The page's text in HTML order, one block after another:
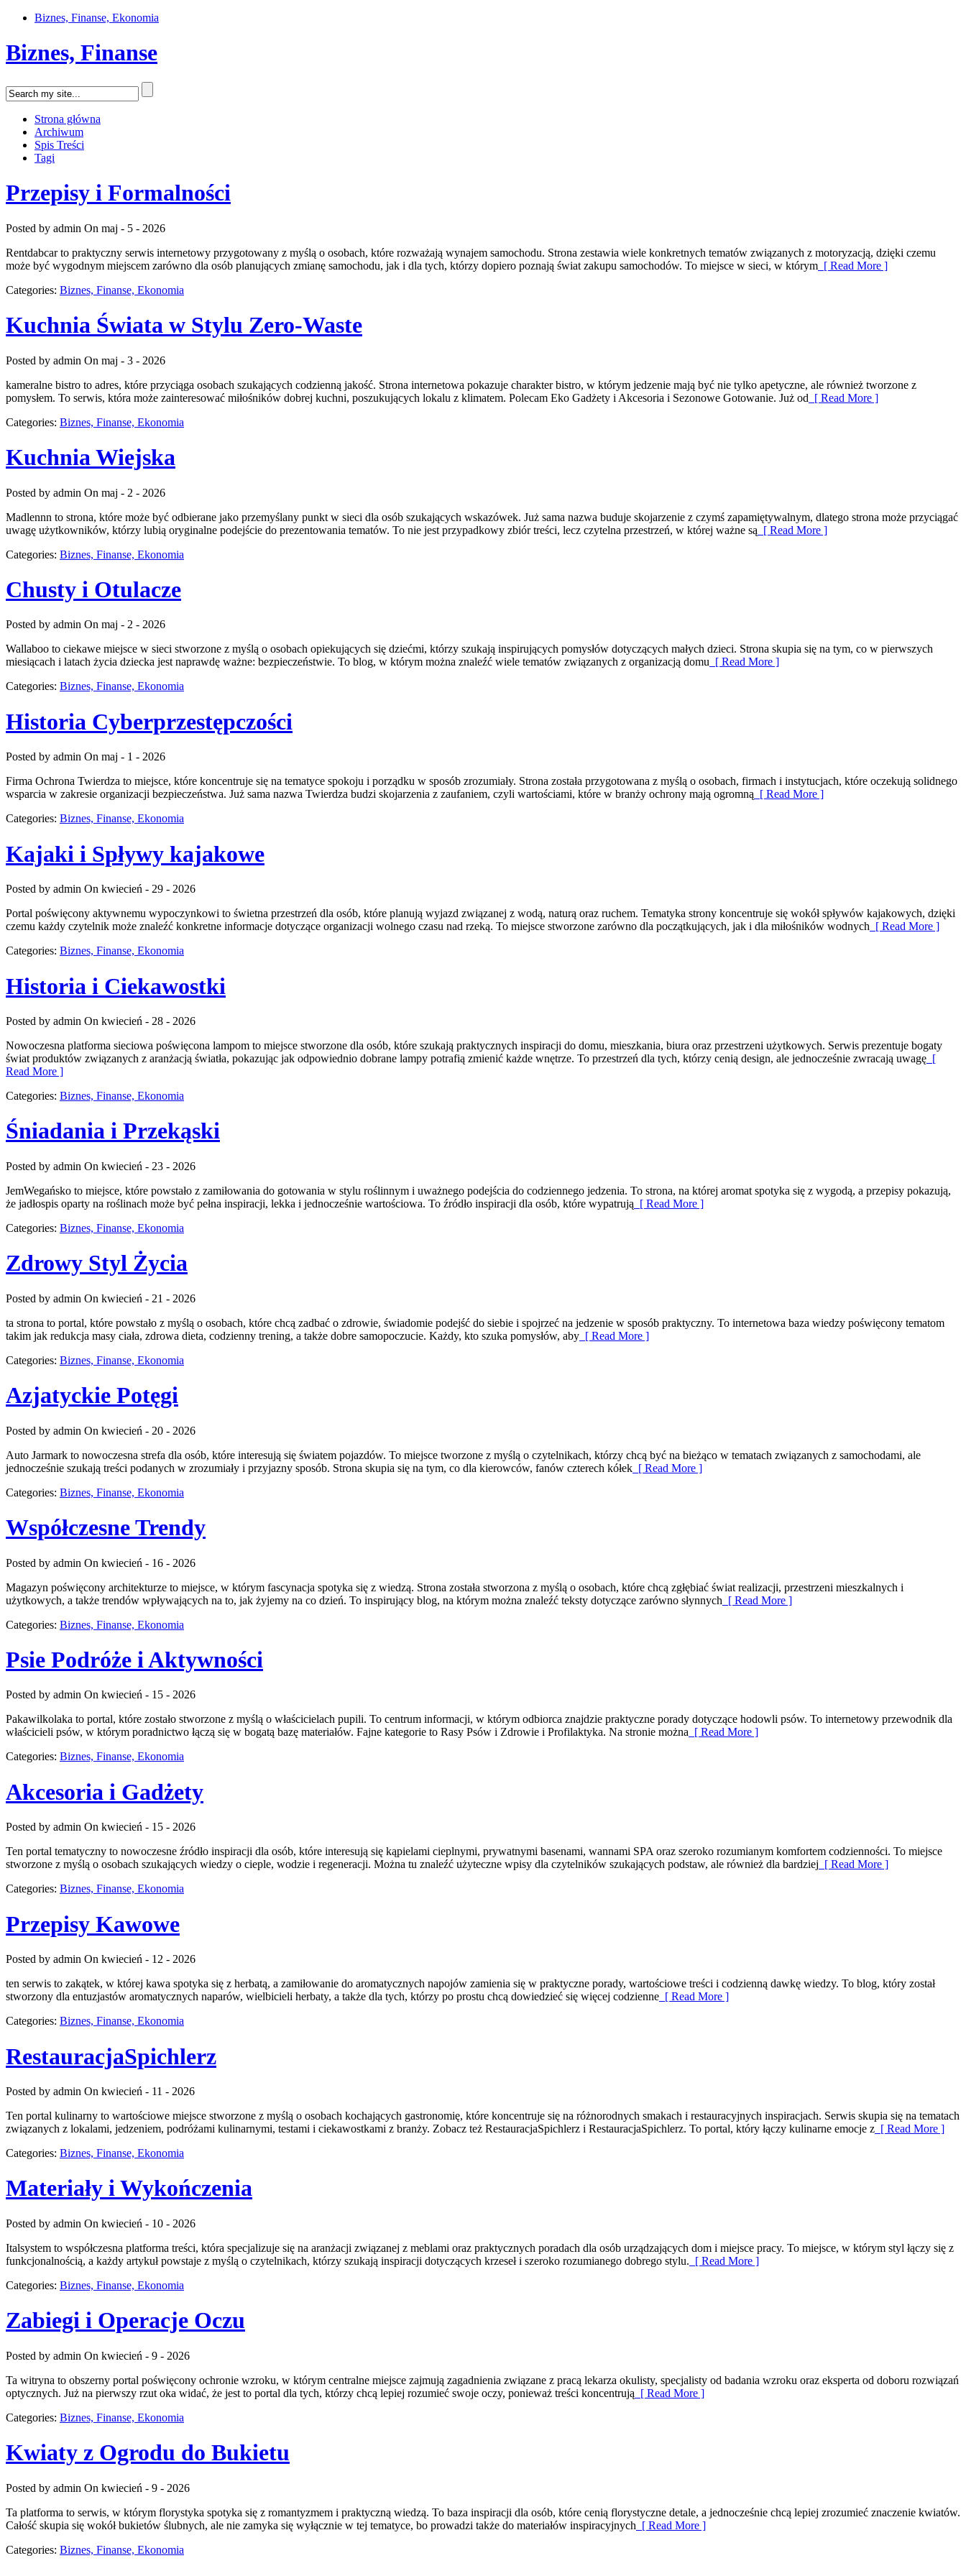
Biznes, Finanse, Ekonomia
Biznes, Finanse
Strona główna
Archiwum
Spis Treści
Tagi
Przepisy i Formalności
Posted by admin On maj - 5 - 2026
Rentdabcar to praktyczny serwis internetowy przygotowany z myślą o osobach, które rozważają wynajem samochodu. Strona zestawia wiele konkretnych tematów związanych z motoryzacją, dzięki czemu
może być wygodnym miejscem zarówno dla osób planujących zmianę samochodu, jak i dla tych, którzy dopiero poznają świat zakupu samochodów. To miejsce w sieci, w którym [ Read More ]
Categories: Biznes, Finanse, Ekonomia
Kuchnia Świata w Stylu Zero-Waste
Posted by admin On maj - 3 - 2026
kameralne bistro to adres, które przyciąga osobach szukających codzienną jakość. Strona internetowa pokazuje charakter bistro, w którym jedzenie mają być nie tylko apetyczne, ale również tworzone z
pomysłem. To serwis, która może zainteresować miłośników dobrej kuchni, poszukujących lokalu z klimatem. Polecam Eko Gadżety i Akcesoria i Sezonowe Gotowanie. Już od [ Read More ]
Categories: Biznes, Finanse, Ekonomia
Kuchnia Wiejska
Posted by admin On maj - 2 - 2026
Madlennn to strona, które może być odbierane jako przemyślany punkt w sieci dla osób szukających wskazówek. Już sama nazwa buduje skojarzenie z czymś zapamiętywalnym, dlatego strona może przyciągać
uwagę użytkowników, którzy lubią oryginalne podejście do prezentowania tematów. To nie jest przypadkowy zbiór treści, lecz czytelna przestrzeń, w której ważne są [ Read More ]
Categories: Biznes, Finanse, Ekonomia
Chusty i Otulacze
Posted by admin On maj - 2 - 2026
Wallaboo to ciekawe miejsce w sieci stworzone z myślą o osobach opiekujących się dziećmi, którzy szukają inspirujących pomysłów dotyczących małych dzieci. Strona skupia się na tym, co w pierwszych
miesiącach i latach życia dziecka jest naprawdę ważne: bezpieczeństwie. To blog, w którym można znaleźć wiele tematów związanych z organizacją domu [ Read More ]
Categories: Biznes, Finanse, Ekonomia
Historia Cyberprzestępczości
Posted by admin On maj - 1 - 2026
Firma Ochrona Twierdza to miejsce, które koncentruje się na tematyce spokoju i porządku w sposób zrozumiały. Strona została przygotowana z myślą o osobach, firmach i instytucjach, które oczekują solidnego
wsparcia w zakresie organizacji bezpieczeństwa. Już sama nazwa Twierdza budzi skojarzenia z zaufaniem, czyli wartościami, które w branży ochrony mają ogromną [ Read More ]
Categories: Biznes, Finanse, Ekonomia
Kajaki i Spływy kajakowe
Posted by admin On kwiecień - 29 - 2026
Portal poświęcony aktywnemu wypoczynkowi to świetna przestrzeń dla osób, które planują wyjazd związanej z wodą, naturą oraz ruchem. Tematyka strony koncentruje się wokół spływów kajakowych, dzięki
czemu każdy czytelnik może znaleźć konkretne informacje dotyczące organizacji wolnego czasu nad rzeką. To miejsce stworzone zarówno dla początkujących, jak i dla miłośników wodnych [ Read More ]
Categories: Biznes, Finanse, Ekonomia
Historia i Ciekawostki
Posted by admin On kwiecień - 28 - 2026
Nowoczesna platforma sieciowa poświęcona lampom to miejsce stworzone dla osób, które szukają praktycznych inspiracji do domu, mieszkania, biura oraz przestrzeni użytkowych. Serwis prezentuje bogaty
świat produktów związanych z aranżacją światła, pokazując jak odpowiednio dobrane lampy potrafią zmienić każde wnętrze. To przestrzeń dla tych, którzy cenią design, ale jednocześnie zwracają uwagę [
Read More ]
Categories: Biznes, Finanse, Ekonomia
Śniadania i Przekąski
Posted by admin On kwiecień - 23 - 2026
JemWegańsko to miejsce, które powstało z zamiłowania do gotowania w stylu roślinnym i uważnego podejścia do codziennego jedzenia. To strona, na której aromat spotyka się z wygodą, a przepisy pokazują,
że jadłospis oparty na roślinach może być pełna inspiracji, lekka i jednocześnie wartościowa. To źródło inspiracji dla osób, które wypatrują [ Read More ]
Categories: Biznes, Finanse, Ekonomia
Zdrowy Styl Życia
Posted by admin On kwiecień - 21 - 2026
ta strona to portal, które powstało z myślą o osobach, które chcą zadbać o zdrowie, świadomie podejść do siebie i spojrzeć na jedzenie w sposób praktyczny. To internetowa baza wiedzy poświęcony tematom
takim jak redukcja masy ciała, zdrowa dieta, codzienny trening, a także dobre samopoczucie. Każdy, kto szuka pomysłów, aby [ Read More ]
Categories: Biznes, Finanse, Ekonomia
Azjatyckie Potęgi
Posted by admin On kwiecień - 20 - 2026
Auto Jarmark to nowoczesna strefa dla osób, które interesują się światem pojazdów. To miejsce tworzone z myślą o czytelnikach, którzy chcą być na bieżąco w tematach związanych z samochodami, ale
jednocześnie szukają treści podanych w zrozumiały i przyjazny sposób. Strona skupia się na tym, co dla kierowców, fanów czterech kółek [ Read More ]
Categories: Biznes, Finanse, Ekonomia
Współczesne Trendy
Posted by admin On kwiecień - 16 - 2026
Magazyn poświęcony architekturze to miejsce, w którym fascynacja spotyka się z wiedzą. Strona została stworzona z myślą o osobach, które chcą zgłębiać świat realizacji, przestrzeni mieszkalnych i
użytkowych, a także trendów wpływających na to, jak żyjemy na co dzień. To inspirujący blog, na którym można znaleźć teksty dotyczące zarówno słynnych [ Read More ]
Categories: Biznes, Finanse, Ekonomia
Psie Podróże i Aktywności
Posted by admin On kwiecień - 15 - 2026
Pakawilkolaka to portal, które zostało stworzone z myślą o właścicielach pupili. To centrum informacji, w którym odbiorca znajdzie praktyczne porady dotyczące hodowli psów. To internetowy przewodnik dla
właścicieli psów, w którym poradnictwo łączą się w bogatą bazę materiałów. Fajne kategorie to Rasy Psów i Zdrowie i Profilaktyka. Na stronie można [ Read More ]
Categories: Biznes, Finanse, Ekonomia
Akcesoria i Gadżety
Posted by admin On kwiecień - 15 - 2026
Ten portal tematyczny to nowoczesne źródło inspiracji dla osób, które interesują się kąpielami cieplnymi, prywatnymi basenami, wannami SPA oraz szeroko rozumianym komfortem codzienności. To miejsce
stworzone z myślą o osobach szukających wiedzy o cieple, wodzie i regeneracji. Można tu znaleźć użyteczne wpisy dla czytelników szukających podstaw, ale również dla bardziej [ Read More ]
Categories: Biznes, Finanse, Ekonomia
Przepisy Kawowe
Posted by admin On kwiecień - 12 - 2026
ten serwis to zakątek, w której kawa spotyka się z herbatą, a zamiłowanie do aromatycznych napojów zamienia się w praktyczne porady, wartościowe treści i codzienną dawkę wiedzy. To blog, który został
stworzony dla entuzjastów aromatycznych naparów, wielbicieli herbaty, a także dla tych, którzy po prostu chcą dowiedzieć się więcej codzienne [ Read More ]
Categories: Biznes, Finanse, Ekonomia
RestauracjaSpichlerz
Posted by admin On kwiecień - 11 - 2026
Ten portal kulinarny to wartościowe miejsce stworzone z myślą o osobach kochających gastronomię, które koncentruje się na różnorodnych smakach i restauracyjnych inspiracjach. Serwis skupia się na tematach
związanych z lokalami, jedzeniem, podróżami kulinarnymi, testami i ciekawostkami z branży. Zobacz też RestauracjaSpichlerz i RestauracjaSpichlerz. To portal, który łączy kulinarne emocje z [ Read More ]
Categories: Biznes, Finanse, Ekonomia
Materiały i Wykończenia
Posted by admin On kwiecień - 10 - 2026
Italsystem to współczesna platforma treści, która specjalizuje się na aranżacji związanej z meblami oraz praktycznych poradach dla osób urządzających dom i miejsce pracy. To miejsce, w którym styl łączy się z
funkcjonalnością, a każdy artykuł powstaje z myślą o czytelnikach, którzy szukają inspiracji dotyczących krzeseł i szeroko rozumianego dobrego stylu. [ Read More ]
Categories: Biznes, Finanse, Ekonomia
Zabiegi i Operacje Oczu
Posted by admin On kwiecień - 9 - 2026
Ta witryna to obszerny portal poświęcony ochronie wzroku, w którym centralne miejsce zajmują zagadnienia związane z pracą lekarza okulisty, specjalisty od badania wzroku oraz eksperta od doboru rozwiązań
optycznych. Już na pierwszy rzut oka widać, że jest to portal dla tych, którzy chcą lepiej rozumieć swoje oczy, ponieważ treści koncentrują [ Read More ]
Categories: Biznes, Finanse, Ekonomia
Kwiaty z Ogrodu do Bukietu
Posted by admin On kwiecień - 9 - 2026
Ta platforma to serwis, w którym florystyka spotyka się z romantyzmem i praktyczną wiedzą. To baza inspiracji dla osób, które cenią florystyczne detale, a jednocześnie chcą lepiej zrozumieć znaczenie kwiatów.
Całość skupia się wokół bukietów ślubnych, ale nie zamyka się wyłącznie w tej tematyce, bo prowadzi także do materiałów inspiracyjnych [ Read More ]
Categories: Biznes, Finanse, Ekonomia